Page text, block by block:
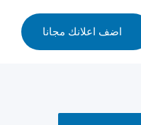
اضف اعلانك مجانا